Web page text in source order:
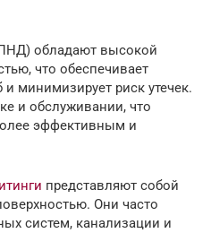
обладают высокой
что обеспечивает
минимизирует риск утечек.
и обслуживании, что
эффективным и
представляют собой
Они часто
систем, канализации и